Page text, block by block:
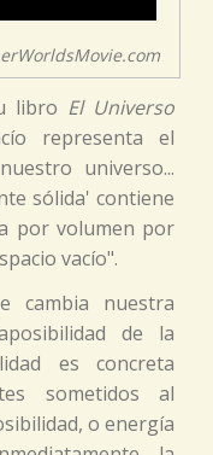
libro El Universo
representa el
universo...
sólida' contiene
por volumen por
vacío".
cambia nuestra
de la
es concreta
sometidos al
o energía